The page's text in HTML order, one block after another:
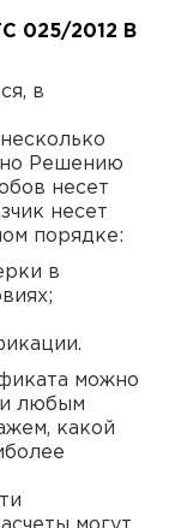
025/2012 В
в
Решению
несет
несет
порядке:
в
можно
любым
какой